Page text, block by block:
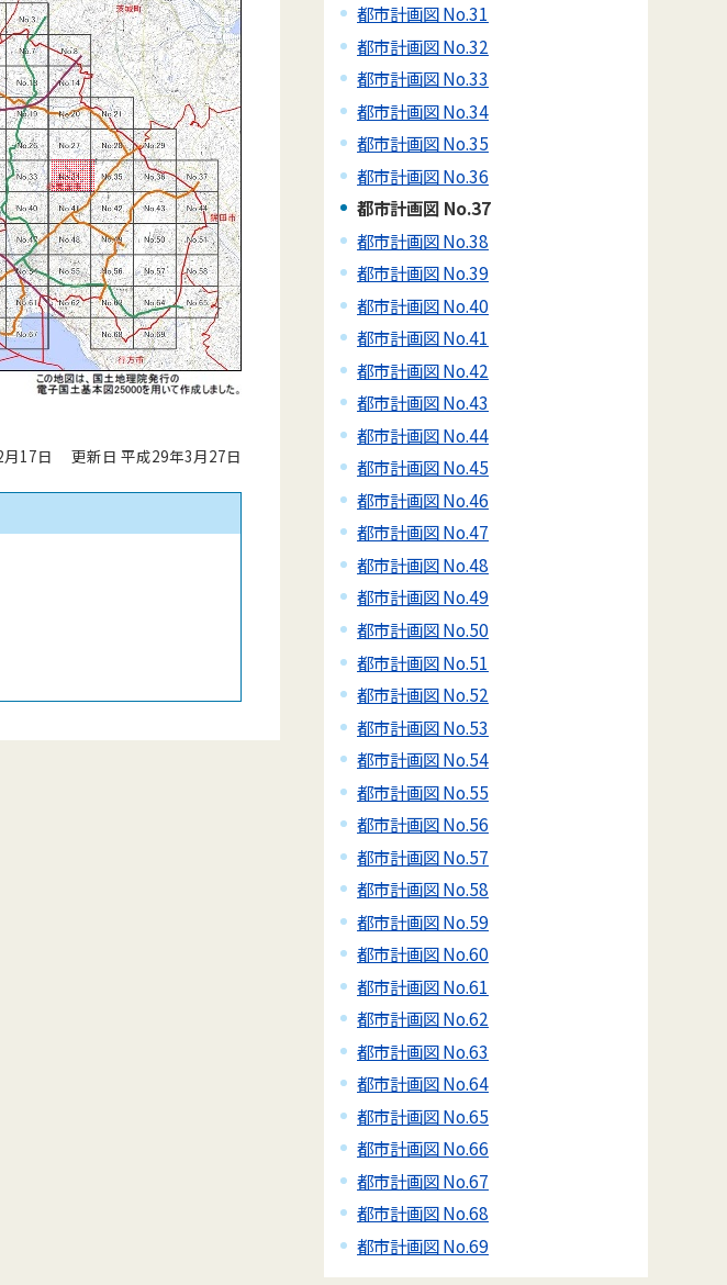
17日 更新日 平成29年3月27日
都市計画図 No.31
都市計画図 No.32
都市計画図 No.33
都市計画図 No.34
都市計画図 No.35
都市計画図 No.36
都市計画図 No.37
都市計画図 No.38
都市計画図 No.39
都市計画図 No.40
都市計画図 No.41
都市計画図 No.42
都市計画図 No.43
都市計画図 No.44
都市計画図 No.45
都市計画図 No.46
都市計画図 No.47
都市計画図 No.48
都市計画図 No.49
都市計画図 No.50
都市計画図 No.51
都市計画図 No.52
都市計画図 No.53
都市計画図 No.54
都市計画図 No.55
都市計画図 No.56
都市計画図 No.57
都市計画図 No.58
都市計画図 No.59
都市計画図 No.60
都市計画図 No.61
都市計画図 No.62
都市計画図 No.63
都市計画図 No.64
都市計画図 No.65
都市計画図 No.66
都市計画図 No.67
都市計画図 No.68
都市計画図 No.69